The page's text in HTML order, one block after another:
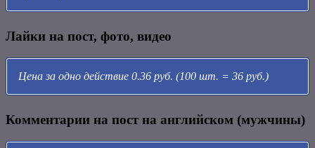
Лайки на пост, фото, видео
Цена за одно действие 0.36 руб. (100 шт. = 36 руб.)
Комментарии на пост на английском (мужчины)